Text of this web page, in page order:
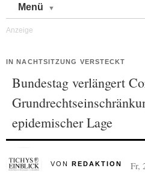
Menü
IN NACHTSITZUNG VERSTECKT
Bundestag verlängert
epidemischer Lage
VON REDAKTION Fr,